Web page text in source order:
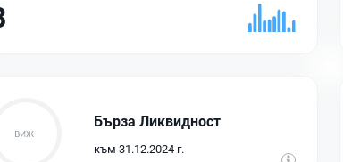
Бърза Ликвидност
към 31.12.2024 г.